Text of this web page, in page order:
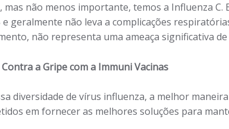
mas não menos importante, temos a Influenza
e geralmente não leva a complicações
não representa uma ameaça significativa de
a Gripe com a Immuni Vacinas
diversidade de vírus influenza, a melhor
em fornecer as melhores soluções para